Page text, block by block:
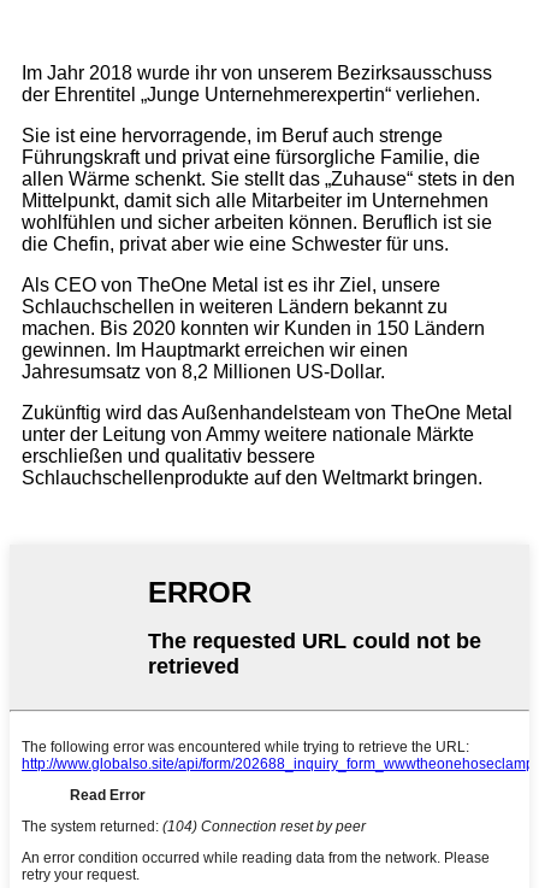
Im Jahr 2018 wurde ihr von unserem Bezirksausschuss
der Ehrentitel „Junge Unternehmerexpertin“ verliehen.
Sie ist eine hervorragende, im Beruf auch strenge
Führungskraft und privat eine fürsorgliche Familie, die
allen Wärme schenkt. Sie stellt das „Zuhause“ stets in den
Mittelpunkt, damit sich alle Mitarbeiter im Unternehmen
wohlfühlen und sicher arbeiten können. Beruflich ist sie
die Chefin, privat aber wie eine Schwester für uns.
Als CEO von TheOne Metal ist es ihr Ziel, unsere
Schlauchschellen in weiteren Ländern bekannt zu
machen. Bis 2020 konnten wir Kunden in 150 Ländern
gewinnen. Im Hauptmarkt erreichen wir einen
Jahresumsatz von 8,2 Millionen US-Dollar.
Zukünftig wird das Außenhandelsteam von TheOne Metal
unter der Leitung von Ammy weitere nationale Märkte
erschließen und qualitativ bessere
Schlauchschellenprodukte auf den Weltmarkt bringen.